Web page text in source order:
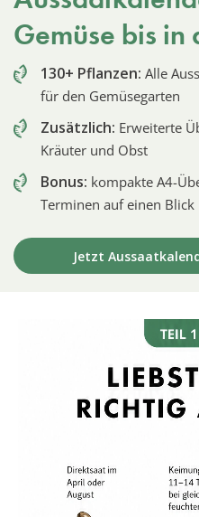
Gemüse bis
130+ Pflanzen: Alle
für den Gemüsegarten
Zusätzlich: Erweiterte
Kräuter und Obst
Bonus: kompakte A4-
Terminen auf einen Blick
Jetzt